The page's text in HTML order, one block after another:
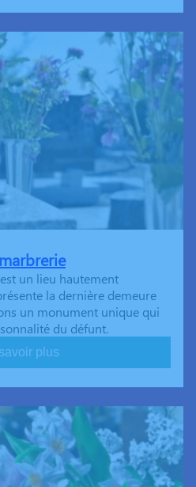
un lieu hautement
la dernière demeure
un monument unique qui
du défunt.
plus